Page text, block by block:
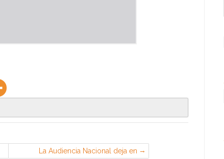
La Audiencia Nacional deja en